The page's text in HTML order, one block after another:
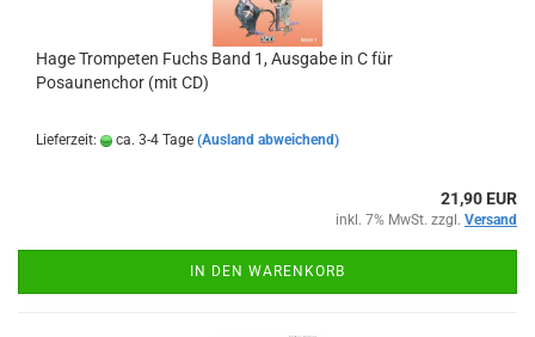
Hage Trompeten Fuchs Band 1, Ausgabe in C für
Posaunenchor (mit CD)
Lieferzeit: ca. 3-4 Tage (Ausland abweichend)
21,90 EUR
inkl. 7% MwSt. zzgl. Versand
IN DEN WARENKORB